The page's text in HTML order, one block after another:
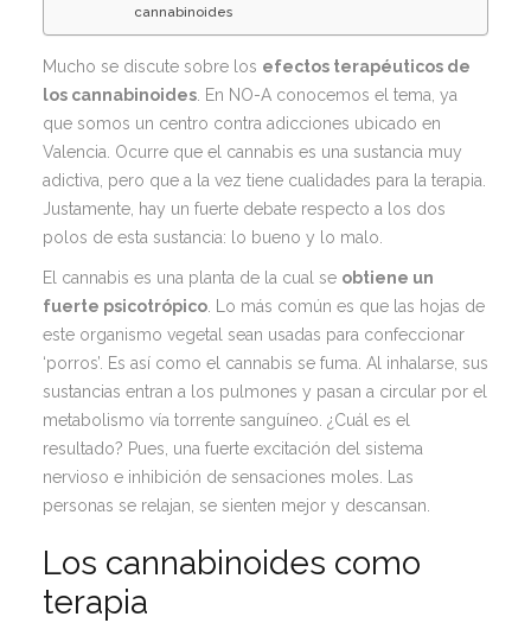
cannabinoides
Mucho se discute sobre los efectos terapéuticos de
los cannabinoides. En NO-A conocemos el tema, ya
que somos un centro contra adicciones ubicado en
Valencia. Ocurre que el cannabis es una sustancia muy
adictiva, pero que a la vez tiene cualidades para la terapia.
Justamente, hay un fuerte debate respecto a los dos
polos de esta sustancia: lo bueno y lo malo.
El cannabis es una planta de la cual se obtiene un
fuerte psicotrópico. Lo más común es que las hojas de
este organismo vegetal sean usadas para confeccionar
‘porros’. Es así como el cannabis se fuma. Al inhalarse, sus
sustancias entran a los pulmones y pasan a circular por el
metabolismo vía torrente sanguíneo. ¿Cuál es el
resultado? Pues, una fuerte excitación del sistema
nervioso e inhibición de sensaciones moles. Las
personas se relajan, se sienten mejor y descansan.
Los cannabinoides como
terapia